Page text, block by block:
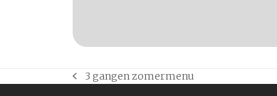
previous
3 gangen zomermenu